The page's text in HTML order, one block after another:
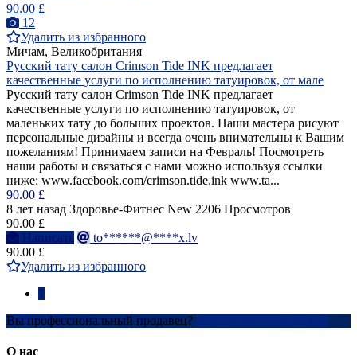
90.00 £
12
Удалить из избранного
Мичам, Великобритания
Русский тату салон Crimson Tide INK предлагает
качественные услуги по исполнению татуировок, от мале
Русский тату салон Crimson Tide INK предлагает
качественные услуги по исполнению татуировок, от
маленьких тату до больших проектов. Наши мастера рисуют
персональные дизайны и всегда очень внимательны к Вашим
пожеланиям! Принимаем записи на Февраль! Посмотреть
наши работы и связаться с нами можно используя ссылки
ниже: www.facebook.com/crimson.tide.ink www.ta...
90.00 £
8 лет назад Здоровье-Фитнес New 2206 Просмотров
90.00 £
Написать
to******@****x.lv
90.00 £
Удалить из избранного
Вы профессиональный продавец?
О нас